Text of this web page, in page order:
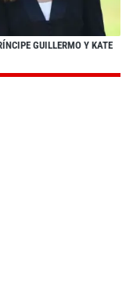
GUILLERMO Y KATE